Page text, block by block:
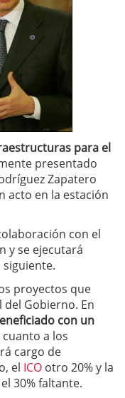
para el
presentado
Zapatero
acto en la estación
con el
y se ejecutará
proyectos que
Gobierno. En
con un
a los
cargo de
el ICO otro 20% y la
30% faltante.